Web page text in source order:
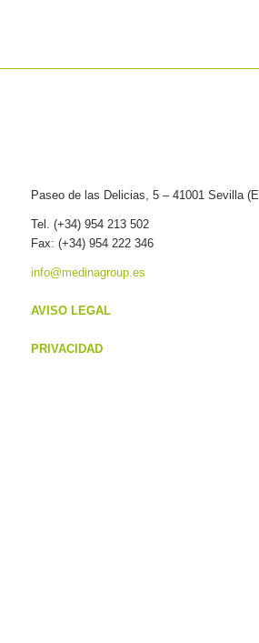
Paseo de las Delicias, 5 – 41001 Sevilla
Tel. (+34) 954 213 502
Fax: (+34) 954 222 346
info@medinagroup.es
AVISO LEGAL
PRIVACIDAD